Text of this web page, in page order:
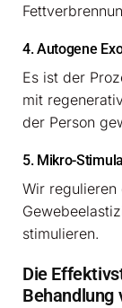
4. Autogene
Es ist der
mit
der Person
5. Mikro-
Wir regulieren
stimulieren.
Die
Behandlung